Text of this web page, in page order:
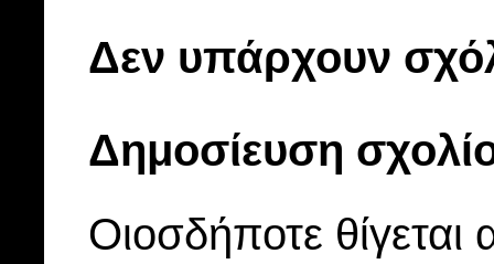
Δεν υπάρχουν
Δημοσίευση
Οιοσδήποτε